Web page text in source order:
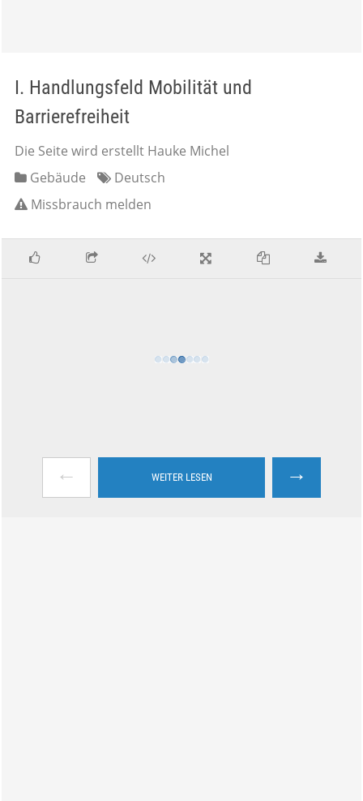
I. Handlungsfeld Mobilität und
Barrierefreiheit
Die Seite wird erstellt Hauke Michel
Gebäude
Deutsch
Missbrauch melden
← WEITER LESEN →